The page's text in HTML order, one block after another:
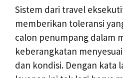
Sistem dari travel
memberikan toleransi
calon penumpang dalam
keberangkatan
dan kondisi. Dengan kata